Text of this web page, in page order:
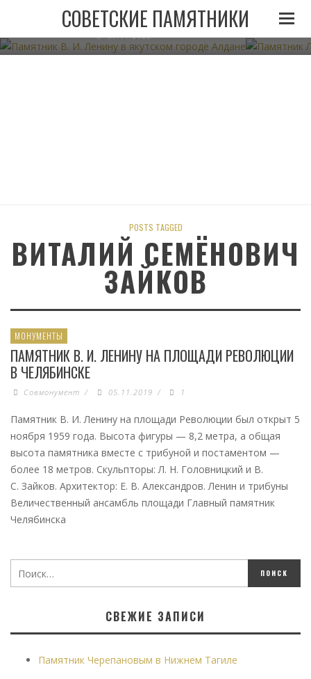
СОВЕТСКИЕ ПАМЯТНИКИ
ПАМЯТНИК В. И. ЛЕНИНУ В ЯКУТСКОМ ГОРОДЕ
АЛДАНЕ
07.11.2022
POSTS TAGGED
ВИТАЛИЙ СЕМЁНОВИЧ
ЗАЙКОВ
МОНУМЕНТЫ
ПАМЯТНИК В. И. ЛЕНИНУ НА ПЛОЩАДИ РЕВОЛЮЦИИ
В ЧЕЛЯБИНСКЕ
Совмонумент / 05.11.2019 / 1
Памятник В. И. Ленину на площади Революции был открыт 5
ноября 1959 года. Высота фигуры — 8,2 метра, а общая
высота памятника вместе с трибуной и постаментом —
более 18 метров. Скульпторы: Л. Н. Головницкий и В.
С. Зайков. Архитектор: Е. В. Александров. Ленин и трибуны
Величественный ансамбль площади Главный памятник
Челябинска
СВЕЖИЕ ЗАПИСИ
Памятник Черепановым в Нижнем Тагиле